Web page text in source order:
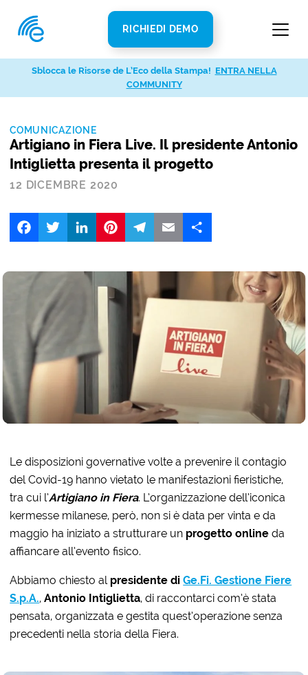
RICHIEDI DEMO
COMUNICAZIONE
Artigiano in Fiera Live. Il presidente Antonio
Intiglietta presenta il progetto
12 DICEMBRE 2020
FacebookTwitter LinkedIn
Le disposizioni governative volte a prevenire il contagio
del Covid-19 hanno vietato le manifestazioni fieristiche,
tra cui l’Artigiano in Fiera. L’organizzazione dell’iconica
kermesse milanese, però, non si è data per vinta e da
maggio ha iniziato a strutturare un progetto online da
affiancare all’evento fisico.
Abbiamo chiesto al presidente diGe.Fi. Gestione Fiere
S.p.A., Antonio Intiglietta, di raccontarci com’è stata
pensata, organizzata e gestita quest’operazione senza
precedenti nella storia della Fiera.
Sblocca le Risorse de L’Eco della Stampa! ENTRA NELLA
COMMUNITY